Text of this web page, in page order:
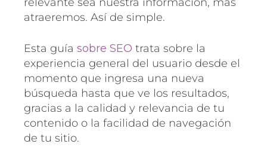
atraeremos. Así de simple.
Esta guíasobre SEOtrata sobre la
experiencia general del usuario desde el
momento que ingresa una nueva
búsqueda hasta que ve los resultados,
gracias a la calidad y relevancia de tu
contenido o la facilidad de navegación
de tu sitio.